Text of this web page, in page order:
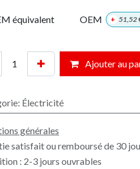
équivalent OEM + 51,52
Ajouter au
: Électricité
générales
satisfait ou remboursé de 30
: 2-3 jours ouvrables